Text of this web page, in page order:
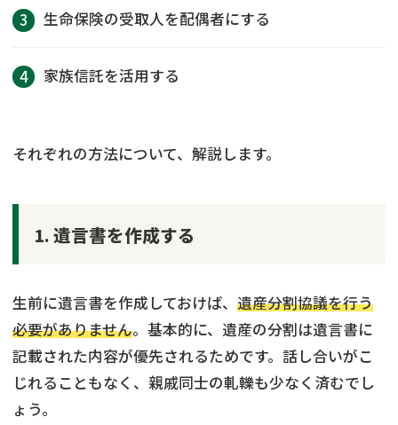
生命保険の受取人を配偶者にする
家族信託を活用する
それぞれの方法について、解説します。
1. 遺言書を作成する
生前に遺言書を作成しておけば、 遺産分割協議を行う
必要がありません。基本的に、遺産の分割は遺言書に
記載された内容が優先されるためです。話し合いがこ
じれることもなく、親戚同士の軋轢も少なく済むでし
ょう。